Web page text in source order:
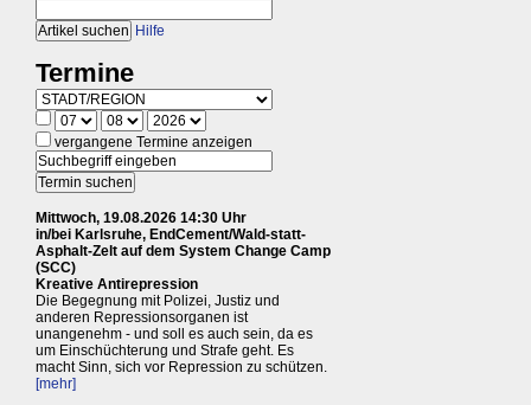
Hilfe
Termine
vergangene Termine anzeigen
Mittwoch, 19.08.2026 14:30 Uhr
in/bei Karlsruhe, EndCement/Wald-statt-
Asphalt-Zelt auf dem System Change Camp
(SCC)
Kreative Antirepression
Die Begegnung mit Polizei, Justiz und
anderen Repressionsorganen ist
unangenehm - und soll es auch sein, da es
um Einschüchterung und Strafe geht. Es
macht Sinn, sich vor Repression zu schützen.
[mehr]